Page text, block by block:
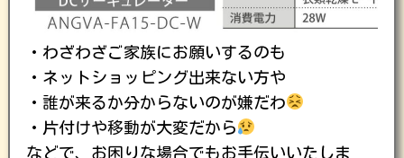
・わざわざご家族にお願いするのも
・ネットショッピング出来ない方や
・誰が来るか分からないのが嫌だわ
・片付けや移動が大変だから
などで、お困りな場合でもお手伝いいたしま